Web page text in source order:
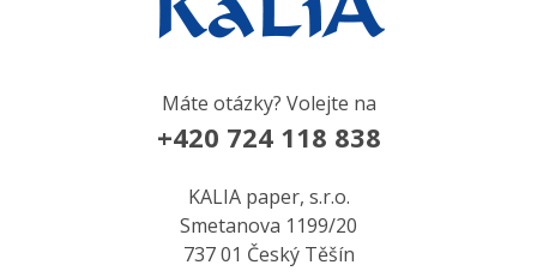
Máte otázky? Volejte na
+420 724 118 838
KALIA paper, s.r.o.
Smetanova 1199/20
737 01 Český Těšín